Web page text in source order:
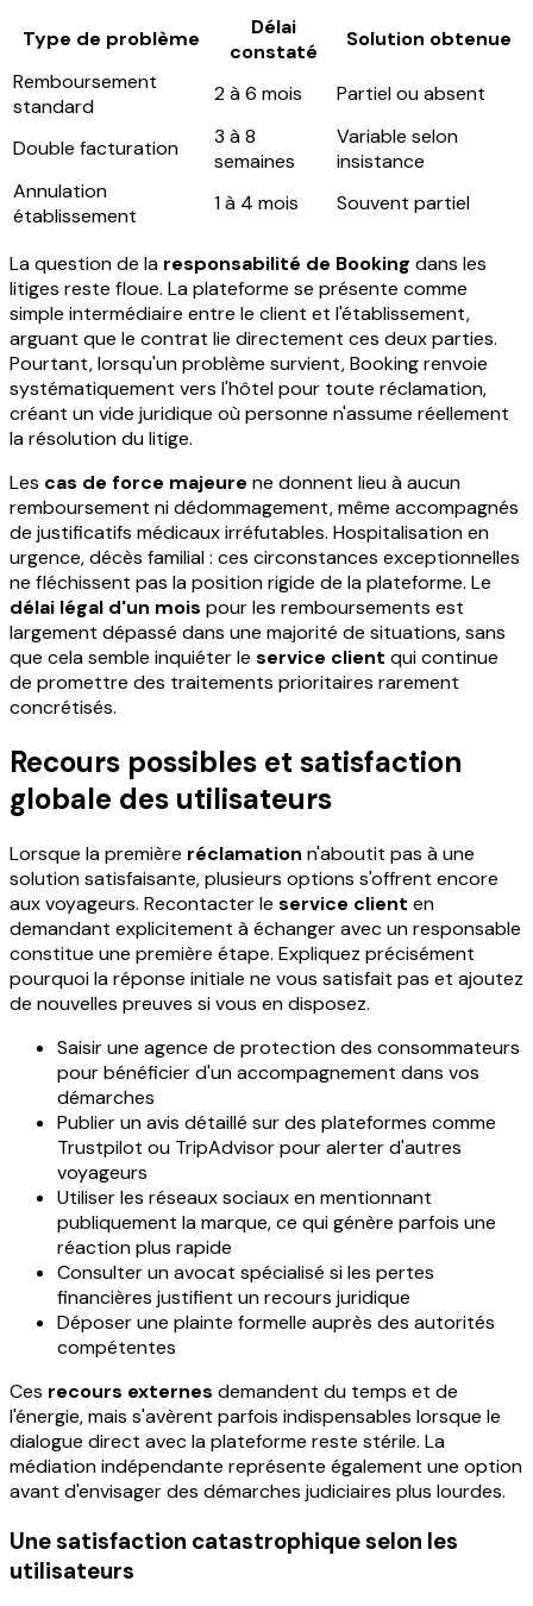
Type de problème
Délai
constaté
Solution obtenue
Remboursement
standard
2 à 6 mois Partiel ou absent
Double facturation
3 à 8
semaines
Variable selon
insistance
Annulation
établissement
1 à 4 mois Souvent partiel
La question de la responsabilité de Booking dans les
litiges reste floue. La plateforme se présente comme
simple intermédiaire entre le client et l'établissement,
arguant que le contrat lie directement ces deux parties.
Pourtant, lorsqu'un problème survient, Booking renvoie
systématiquement vers l'hôtel pour toute réclamation,
créant un vide juridique où personne n'assume réellement
la résolution du litige.
Les cas de force majeure ne donnent lieu à aucun
remboursement ni dédommagement, même accompagnés
de justificatifs médicaux irréfutables. Hospitalisation en
urgence, décès familial : ces circonstances exceptionnelles
ne fléchissent pas la position rigide de la plateforme. Le
délai légal d'un mois pour les remboursements est
largement dépassé dans une majorité de situations, sans
que cela semble inquiéter le service client qui continue
de promettre des traitements prioritaires rarement
concrétisés.
Recours possibles et satisfaction
globale des utilisateurs
Lorsque la première réclamation n'aboutit pas à une
solution satisfaisante, plusieurs options s'offrent encore
aux voyageurs. Recontacter le service client en
demandant explicitement à échanger avec un responsable
constitue une première étape. Expliquez précisément
pourquoi la réponse initiale ne vous satisfait pas et ajoutez
de nouvelles preuves si vous en disposez.
Saisir une agence de protection des consommateurs
pour bénéficier d'un accompagnement dans vos
démarches
Publier un avis détaillé sur des plateformes comme
Trustpilot ou TripAdvisor pour alerter d'autres
voyageurs
Utiliser les réseaux sociaux en mentionnant
publiquement la marque, ce qui génère parfois une
réaction plus rapide
Consulter un avocat spécialisé si les pertes
financières justifient un recours juridique
Déposer une plainte formelle auprès des autorités
compétentes
Ces recours externes demandent du temps et de
l'énergie, mais s'avèrent parfois indispensables lorsque le
dialogue direct avec la plateforme reste stérile. La
médiation indépendante représente également une option
avant d'envisager des démarches judiciaires plus lourdes.
Une satisfaction catastrophique selon les
utilisateurs